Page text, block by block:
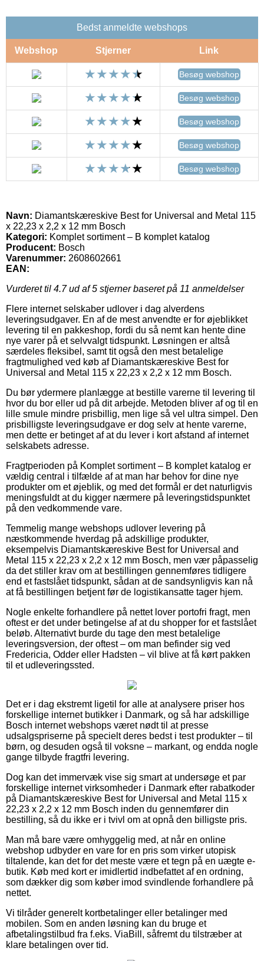
Bedst anmeldte webshops
Webshop Stjerner Link
Besøg webshop
Besøg webshop
Besøg webshop
Besøg webshop
Besøg webshop
Navn: Diamantskæreskive Best for Universal and Metal 115
x 22,23 x 2,2 x 12 mm Bosch
Kategori: Komplet sortiment – B komplet katalog
Producent: Bosch
Varenummer: 2608602661
EAN:
Vurderet til 4.7ud af 5 stjerner baseret på 11 anmeldelser
Flere internet selskaber udlover i dag alverdens
leveringsudgaver. En af de mest anvendte er for øjeblikket
levering til en pakkeshop, fordi du så nemt kan hente dine
nye varer på et selvvalgt tidspunkt. Løsningen er altså
særdeles fleksibel, samt tit også den mest betalelige
fragtmulighed ved køb af Diamantskæreskive Best for
Universal and Metal 115 x 22,23 x 2,2 x 12 mm Bosch.
Du bør ydermere planlægge at bestille varerne til levering til
hvor du bor eller ud på dit arbejde. Metoden bliver af og til en
lille smule mindre prisbillig, men lige så vel ultra simpel. Den
prisbilligste leveringsudgave er dog selv at hente varerne,
men dette er betinget af at du lever i kort afstand af internet
selskabets adresse.
Fragtperioden på Komplet sortiment – B komplet katalog er
vældig central i tilfælde af at man har behov for dine nye
produkter om et øjeblik, og med det formål er det naturligvis
meningsfuldt at du kigger nærmere på leveringstidspunktet
på den vedkommende vare.
Temmelig mange webshops udlover levering på
næstkommende hverdag på adskillige produkter,
eksempelvis Diamantskæreskive Best for Universal and
Metal 115 x 22,23 x 2,2 x 12 mm Bosch, men vær påpasselig
da det stiller krav om at bestillingen gennemføres tidligere
end et fastslået tidspunkt, sådan at de sandsynligvis kan nå
at få bestillingen betjent før de logistikansatte tager hjem.
Nogle enkelte forhandlere på nettet lover portofri fragt, men
oftest er det under betingelse af at du shopper for et fastslået
beløb. Alternativt burde du tage den mest betalelige
leveringsversion, der oftest – om man befinder sig ved
Fredericia, Odder eller Hadsten – vil blive at få kørt pakken
til et udleveringssted.
Det er i dag ekstremt ligetil for alle at analysere priser hos
forskellige internet butikker i Danmark, og så har adskillige
Bosch internet webshops været nødt til at presse
udsalgspriserne på specielt deres bedst i test produkter – til
børn, og desuden også til voksne – markant, og endda nogle
gange tilbyde fragtfri levering.
Dog kan det immervæk vise sig smart at undersøge et par
forskellige internet virksomheder i Danmark efter rabatkoder
på Diamantskæreskive Best for Universal and Metal 115 x
22,23 x 2,2 x 12 mm Bosch inden du gennemfører din
bestilling, så du ikke er i tvivl om at opnå den billigste pris.
Man må bare være omhyggelig med, at når en online
webshop udbyder en vare for en pris som virker utopisk
tiltalende, kan det for det meste være et tegn på en uægte e-
butik. Køb med kort er imidlertid indbefattet af en ordning,
som dækker dig som køber imod svindlende forhandlere på
nettet.
Vi tilråder generelt kortbetalinger eller betalinger med
mobilen. Som en anden løsning kan du bruge et
afbetalingstilbud fra f.eks. ViaBill, såfremt du tilstræber at
klare betalingen over tid.